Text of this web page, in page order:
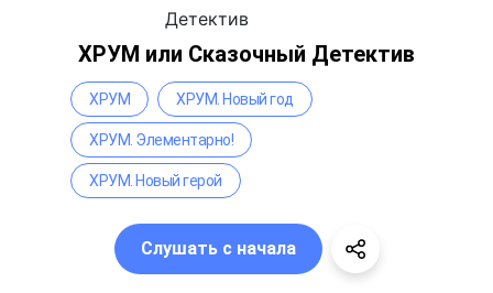
ХРУМ или Сказочный Детектив
ХРУМ ХРУМ. Новый год
ХРУМ. Элементарно!
ХРУМ. Новый герой
Слушать с начала